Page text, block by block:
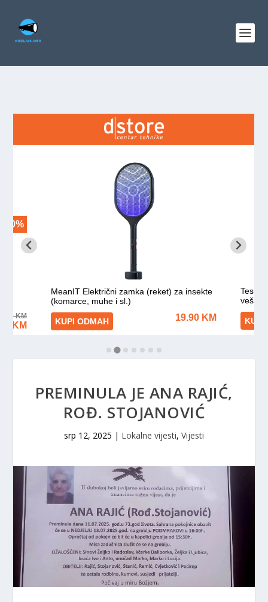
PREMINULA JE ANA RAJIĆ,
ROĐ. STOJANOVIĆ
srp 12, 2025 | Lokalne vijesti, Vijesti